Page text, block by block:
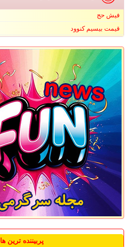
فیش حج
قیمت بیسیم کنوود
پربیننده ترین ها